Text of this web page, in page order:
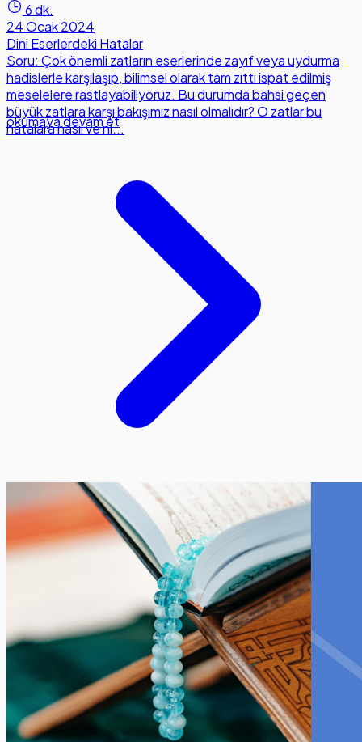
6 dk.
24 Ocak 2024
Dini Eserlerdeki Hatalar
Soru: Çok önemli zatların eserlerinde zayıf veya uydurma
hadislerle karşılaşıp, bilimsel olarak tam zıttı ispat edilmiş
meselelere rastlayabiliyoruz. Bu durumda bahsi geçen
büyük zatlara karşı bakışımız nasıl olmalıdır? O zatlar bu
hatalara nasıl ve ni...
okumaya devam et